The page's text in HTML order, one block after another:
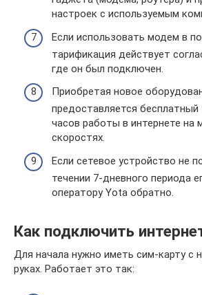
настроек с используемым
Если использовать модем в
тарификация действует
где он был подключен.
Приобретая новое
предоставляется
часов работы в интернете на
скоростях.
Если сетевое устройство не
течении 7-дневного периода
оператору Yota обратно.
Как подключить
Для начала нужно иметь сим-карту с
руках. Работает это так: